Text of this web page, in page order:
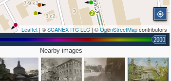
2
2
Leaflet | ©SCANEX ITC LLC | ©OpenStreetMapcontributors
2000
Nearby images